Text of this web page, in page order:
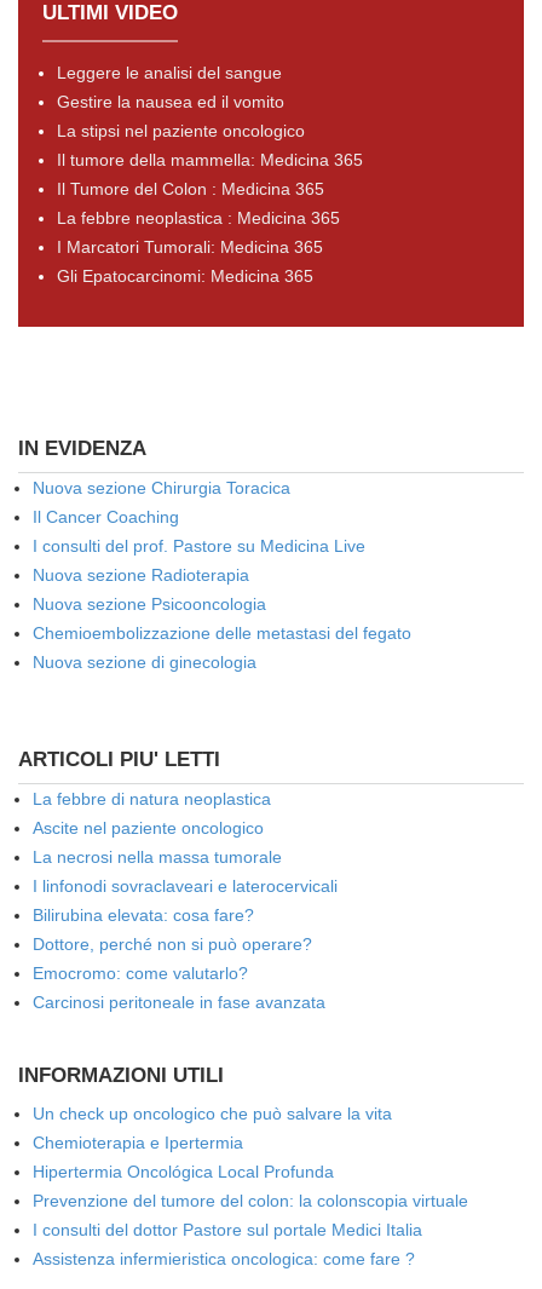
ULTIMI VIDEO
Leggere le analisi del sangue
Gestire la nausea ed il vomito
La stipsi nel paziente oncologico
Il tumore della mammella: Medicina 365
Il Tumore del Colon : Medicina 365
La febbre neoplastica : Medicina 365
I Marcatori Tumorali: Medicina 365
Gli Epatocarcinomi: Medicina 365
IN EVIDENZA
Nuova sezione Chirurgia Toracica
Il Cancer Coaching
I consulti del prof. Pastore su Medicina Live
Nuova sezione Radioterapia
Nuova sezione Psicooncologia
Chemioembolizzazione delle metastasi del fegato
Nuova sezione di ginecologia
ARTICOLI PIU' LETTI
La febbre di natura neoplastica
Ascite nel paziente oncologico
La necrosi nella massa tumorale
I linfonodi sovraclaveari e laterocervicali
Bilirubina elevata: cosa fare?
Dottore, perché non si può operare?
Emocromo: come valutarlo?
Carcinosi peritoneale in fase avanzata
INFORMAZIONI UTILI
Un check up oncologico che può salvare la vita
Chemioterapia e Ipertermia
Hipertermia Oncológica Local Profunda
Prevenzione del tumore del colon: la colonscopia virtuale
I consulti del dottor Pastore sul portale Medici Italia
Assistenza infermieristica oncologica: come fare ?